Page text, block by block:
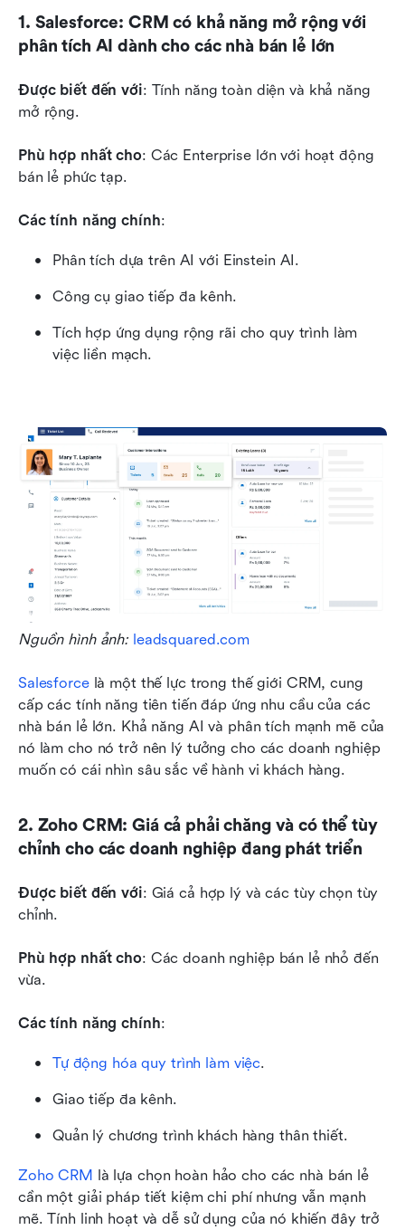
1. Salesforce: CRM có khả năng mở rộng với
phân tích AI dành cho các nhà bán lẻ lớn
Được biết đến với: Tính năng toàn diện và khả năng
mở rộng.
Phù hợp nhất cho: Các Enterprise lớn với hoạt động
bán lẻ phức tạp.
Các tính năng chính:
Phân tích dựa trên AI với Einstein AI.
Công cụ giao tiếp đa kênh.
Tích hợp ứng dụng rộng rãi cho quy trình làm
việc liền mạch.
Nguồn hình ảnh: leadsquared.com
Salesforce là một thế lực trong thế giới CRM, cung
cấp các tính năng tiên tiến đáp ứng nhu cầu của các
nhà bán lẻ lớn. Khả năng AI và phân tích mạnh mẽ của
nó làm cho nó trở nên lý tưởng cho các doanh nghiệp
muốn có cái nhìn sâu sắc về hành vi khách hàng.
2. Zoho CRM: Giá cả phải chăng và có thể tùy
chỉnh cho các doanh nghiệp đang phát triển
Được biết đến với: Giá cả hợp lý và các tùy chọn tùy
chỉnh.
Phù hợp nhất cho: Các doanh nghiệp bán lẻ nhỏ đến
vừa.
Các tính năng chính:
Tự động hóa quy trình làm việc.
Giao tiếp đa kênh.
Quản lý chương trình khách hàng thân thiết.
Zoho CRM là lựa chọn hoàn hảo cho các nhà bán lẻ
cần một giải pháp tiết kiệm chi phí nhưng vẫn mạnh
mẽ. Tính linh hoạt và dễ sử dụng của nó khiến đây trở